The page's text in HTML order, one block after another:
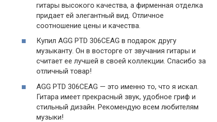
гитары высокого качества, а фирменная отделка
придает ей элегантный вид. Отличное
соотношение цены и качества.
Купил AGG PTD 306CEAG в подарок другу
музыканту. Он в восторге от звучания гитары и
считает ее лучшей в своей коллекции. Спасибо за
отличный товар!
AGG PTD 306CEAG — это именно то, что я искал.
Гитара имеет прекрасный звук, удобное гриф и
стильный дизайн. Рекомендую всем любителям
музыки!